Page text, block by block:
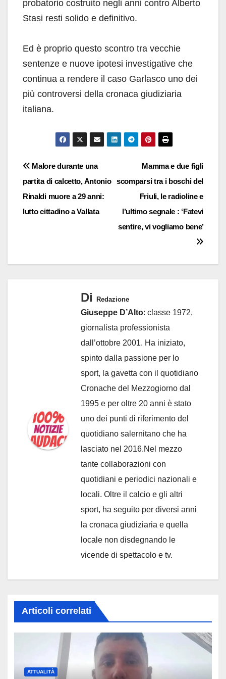
probatorio costruito negli anni contro Alberto
Stasi resti solido e definitivo.
Ed è proprio questo scontro tra vecchie
sentenze e nuove ipotesi investigative che
continua a rendere il caso Garlasco uno dei
più controversi della cronaca giudiziaria
italiana.
Navigazione
articoli
Mamma e due figli
scomparsi tra i boschi del
Friuli, le radioline e
l’ultimo segnale : ‘Fatevi
sentire, vi vogliamo bene’
Malore durante una
partita di calcetto, Antonio
Rinaldi muore a 29 anni:
lutto cittadino a Vallata
Di Redazione
Giuseppe D’Alto: classe 1972,
giornalista professionista
dall’ottobre 2001. Ha iniziato,
spinto dalla passione per lo
sport, la gavetta con il quotidiano
Cronache del Mezzogiorno dal
1995 e per oltre 20 anni è stato
uno dei punti di riferimento del
quotidiano salernitano che ha
lasciato nel 2016.Nel mezzo
tante collaborazioni con
quotidiani e periodici nazionali e
locali. Oltre il calcio e gli altri
sport, ha seguito per diversi anni
la cronaca giudiziaria e quella
locale non disdegnando le
vicende di spettacolo e tv.
Articoli correlati
ATTUALITÀ